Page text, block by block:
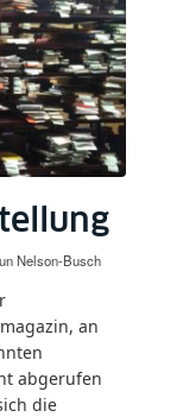
Nelson-Busch
an
abgerufen
die